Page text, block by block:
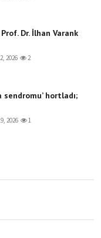
Dr. İlhan Varank
2026 2
sendromu’ hortladı;
2026 1